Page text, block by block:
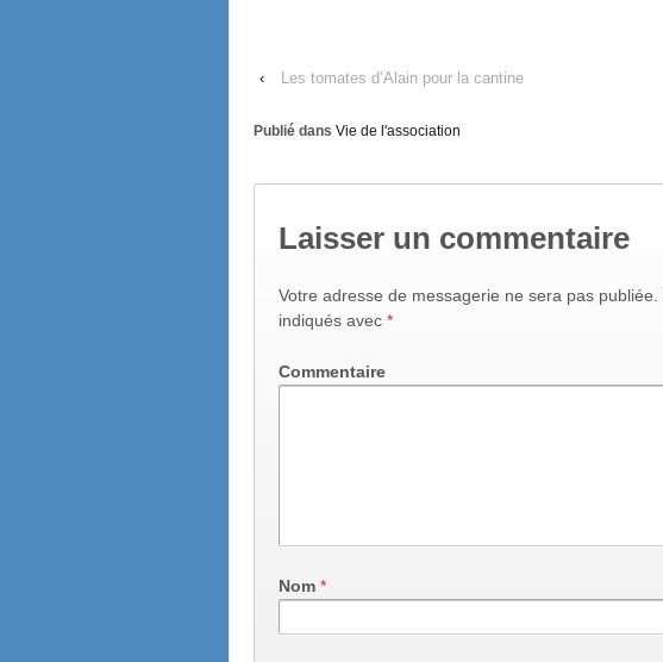
‹ Les tomates d’Alain pour la cantine
Publié dans Vie de l'association
Laisser un commentaire
Votre adresse de messagerie ne sera pas publiée.
indiqués avec *
Commentaire
Nom *